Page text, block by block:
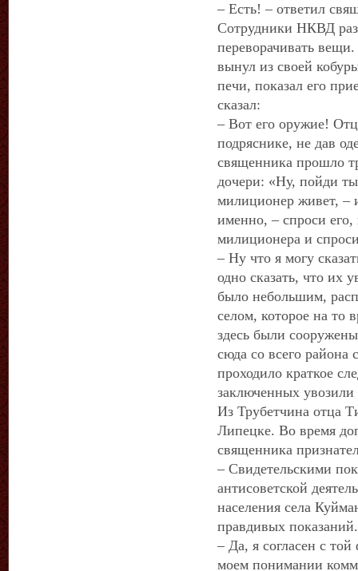
– Есть! – ответил
Сотрудники НКВД
переворачивать
вынул из своей
печи, показал его
сказал:
– Вот его оружие!
подряснике, не дав
священника прошло
дочери: «Ну, пойди
милиционер живет, –
именно, – спроси
милиционера и
– Ну что я могу
одно сказать, что их
было небольшим,
селом, которое на то
здесь были
сюда со всего района
проходило краткое
заключенных
Из Трубетчина отца
Липецке. Во время
священника
– Свидетельскими
антисоветской
населения села
правдивых
– Да, я согласен с
моем понимании